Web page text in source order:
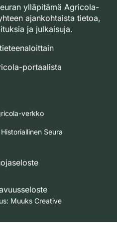
ylläpitämä Agricola-
ajankohtaista tietoa,
ja julkaisuja.
portaalista
verkko
Seura
Muuks Creative